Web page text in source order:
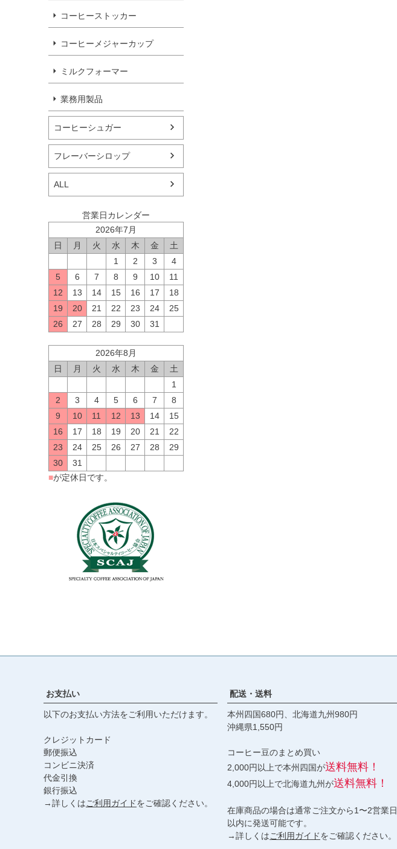
コーヒーストッカー
コーヒーメジャーカップ
ミルクフォーマー
業務用製品
コーヒーシュガー
フレーバーシロップ
ALL
営業日カレンダー
2026年7月
日
月 火 水 木 金
土
1
2 3
4
5
6 7 8 9 10
11
12
13 14 15 16 17
18
19
20 21 22 23 24
25
26
27 28 29 30 31
2026年8月
日
月 火 水 木 金
土
1
2
3 4 5 6 7
8
9
10 11 12 13 14
15
16
17 18 19 20 21
22
23
24 25 26 27 28
29
30
31
■が定休日です。
お支払い
以下のお支払い方法をご利用いただけます。
クレジットカード
郵便振込
コンビニ決済
代金引換
銀行振込
→詳しくはご利用ガイドをご確認ください。
配送・送料
本州四国680円、北海道九州980円
沖縄県1,550円
コーヒー豆のまとめ買い
2,000円以上で本州四国が送料無料！
4,000円以上で北海道九州が送料無料！
在庫商品の場合は通常ご注文から1〜2営業日
以内に発送可能です。
→詳しくはご利用ガイドをご確認ください。